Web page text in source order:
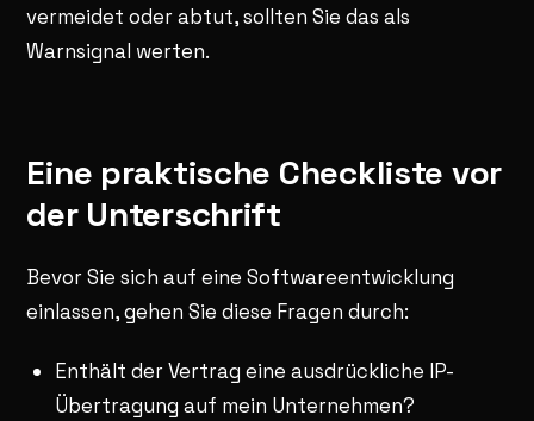
vermeidet oder abtut, sollten Sie das als
Warnsignal werten.
Eine praktische Checkliste vor
der Unterschrift
Bevor Sie sich auf eine Softwareentwicklung
einlassen, gehen Sie diese Fragen durch:
Enthält der Vertrag eine ausdrückliche IP-
Übertragung auf mein Unternehmen?